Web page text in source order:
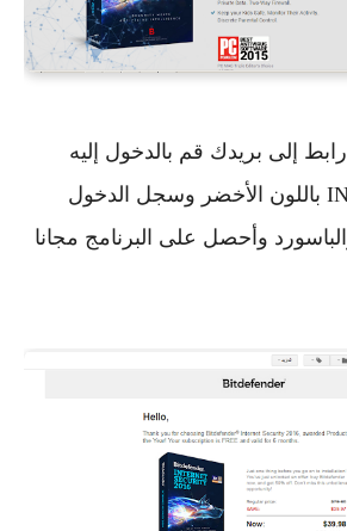
إلى بريدك قم بالدخول إليه
وأنقر على INSTALL باللون الأخضر وسجل الدخول
والباسورد وأحصل على البرنامج مجانا